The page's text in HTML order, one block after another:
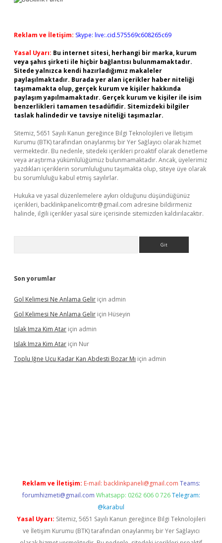
Reklam ve İletişim: Skype: live:.cid.575569c608265c69
Yasal Uyarı: Bu internet sitesi, herhangi bir marka, kurum
veya şahıs şirketi ile hiçbir bağlantısı bulunmamaktadır.
Sitede yalnızca kendi hazırladığımız makaleler
paylaşılmaktadır. Burada yer alan içerikler haber niteliği
taşımamakta olup, gerçek kurum ve kişiler hakkında
paylaşım yapılmamaktadır. Gerçek kurum ve kişiler ile isim
benzerlikleri tamamen tesadüfidir. Sitemizdeki bilgiler
taslak halindedir ve tavsiye niteliği taşımazlar.
Sitemiz, 5651 Sayılı Kanun gereğince Bilgi Teknolojileri ve İletişim
Kurumu (BTK) tarafından onaylanmış bir Yer Sağlayıcı olarak hizmet
vermektedir. Bu nedenle, sitedeki içerikleri proaktif olarak denetleme
veya araştırma yükümlülüğümüz bulunmamaktadır. Ancak, üyelerimiz
yazdıkları içeriklerin sorumluluğunu taşımakta olup, siteye üye olarak
bu sorumluluğu kabul etmiş sayılırlar.
Hukuka ve yasal düzenlemelere aykırı olduğunu düşündüğünüz
içerikleri, backlinkpanelicomtr@gmail.com adresine bildirmeniz
halinde, ilgili içerikler yasal süre içerisinde sitemizden kaldırılacaktır.
Son yorumlar
Gol Kelimesi Ne Anlama Gelir için admin
Gol Kelimesi Ne Anlama Gelir için Hüseyin
Islak Imza Kim Atar için admin
Islak Imza Kim Atar için Nur
Toplu Iğne Ucu Kadar Kan Abdesti Bozar Mı için admin
Reklam ve İletişim: E-mail: backlinkpaneli@gmail.com Teams:
forumhizmeti@gmail.com Whatsapp: 0262 606 0 726 Telegram:
@karabul
Yasal Uyarı: Sitemiz, 5651 Sayılı Kanun gereğince Bilgi Teknolojileri
ve İletişim Kurumu (BTK) tarafından onaylanmış bir Yer Sağlayıcı